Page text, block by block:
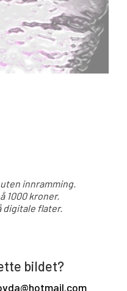
innramming.
1000 kroner.
digitale flater.
bildet?